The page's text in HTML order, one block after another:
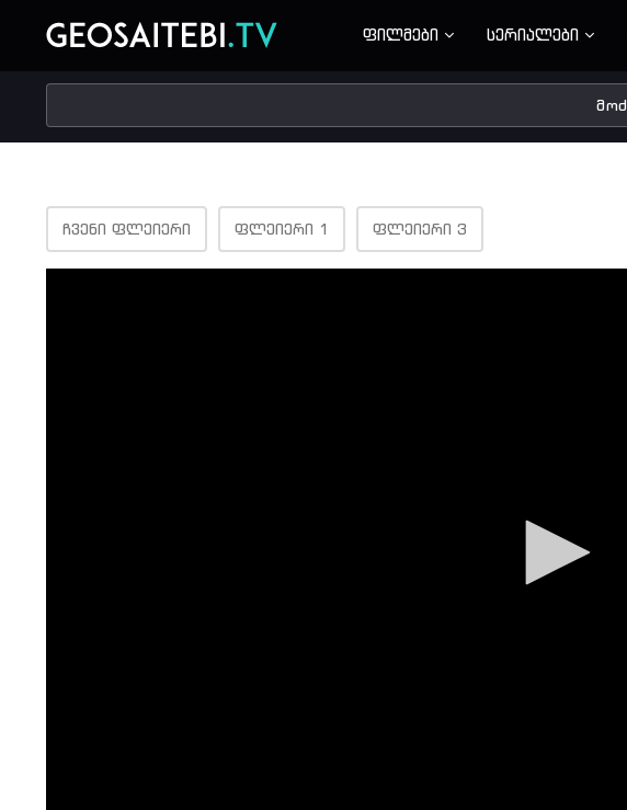
ფილმები სერიალები
ᲩᲕᲔᲜᲘ ᲤᲚᲔᲘᲔᲠᲘ ᲤᲚᲔᲘᲔᲠᲘ 1 ᲤᲚᲔᲘᲔᲠᲘ 3